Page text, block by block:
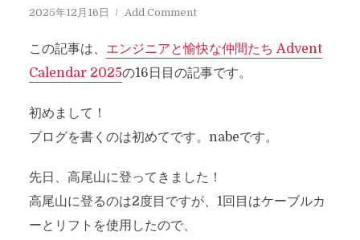
2025年12月16日
Add Comment
この記事は、 エンジニアと愉快な仲間たち Advent
Calendar 2025の16日目の記事です。
初めまして！
ブログを書くのは初めてです。nabeです。
先日、高尾山に登ってきました！
高尾山に登るのは2度目ですが、1回目はケーブルカ
ーとリフトを使用したので、